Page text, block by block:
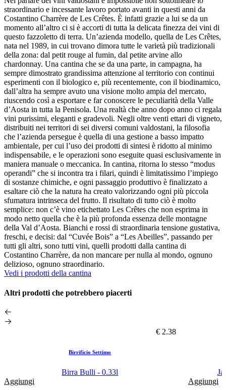
straordinario e incessante lavoro portato avanti in questi anni da
Costantino Charrère de Les Crêtes. È infatti grazie a lui se da un
momento all’altro ci si è accorti di tutta la delicata finezza dei vini di
questo fazzoletto di terra. Un’azienda modello, quella de Les Crêtes,
nata nel 1989, in cui trovano dimora tutte le varietà più tradizionali
della zona: dal petit rouge al fumin, dal petite arvine allo
chardonnay. Una cantina che se da una parte, in campagna, ha
sempre dimostrato grandissima attenzione al territorio con continui
esperimenti con il biologico e, più recentemente, con il biodinamico,
dall’altra ha sempre avuto una visione molto ampia del mercato,
riuscendo così a esportare e far conoscere le peculiarità della Valle
d’Aosta in tutta la Penisola. Una realtà che anno dopo anno ci regala
vini purissimi, eleganti e gradevoli. Negli oltre venti ettari di vigneto,
distribuiti nei territori di sei diversi comuni valdostani, la filosofia
che l’azienda persegue è quella di una gestione a basso impatto
ambientale, per cui l’uso dei prodotti di sintesi è ridotto al minimo
indispensabile, e le operazioni sono eseguite quasi esclusivamente in
maniera manuale o meccanica. In cantina, ritorna lo stesso “modus
operandi” che si incontra tra i filari, quindi è limitatissimo l’impiego
di sostanze chimiche, e ogni passaggio produttivo è finalizzato a
esaltare ciò che la natura ha creato valorizzando ogni più piccola
sfumatura intrinseca del frutto. Il risultato di tutto ciò è molto
semplice: non c’è vino etichettato Les Crêtes che non esprima in
modo netto quella che è la più profonda essenza delle montagne
della Val d’Aosta. Bianchi e rossi di straordinaria tensione gustativa,
freschi, e decisi: dal “Cuvée Bois” a “Les Abeilles”, passando per
tutti gli altri, sono tutti vini, quelli prodotti dalla cantina di
Costantino Charrère, da non mancare per nulla al mondo, ognuno
delizioso, ognuno straordinario.
Vedi i prodotti della cantina
Altri prodotti che potrebbero piacerti
€ 2.38
Birrificio Settimo
Birra Bulli - 0.33l
Aggiungi
Aggiungi